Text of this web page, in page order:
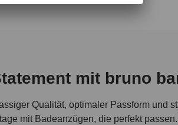
mit bruno
Qualität, optimaler Passform und
mit Badeanzügen, die perfekt passen.